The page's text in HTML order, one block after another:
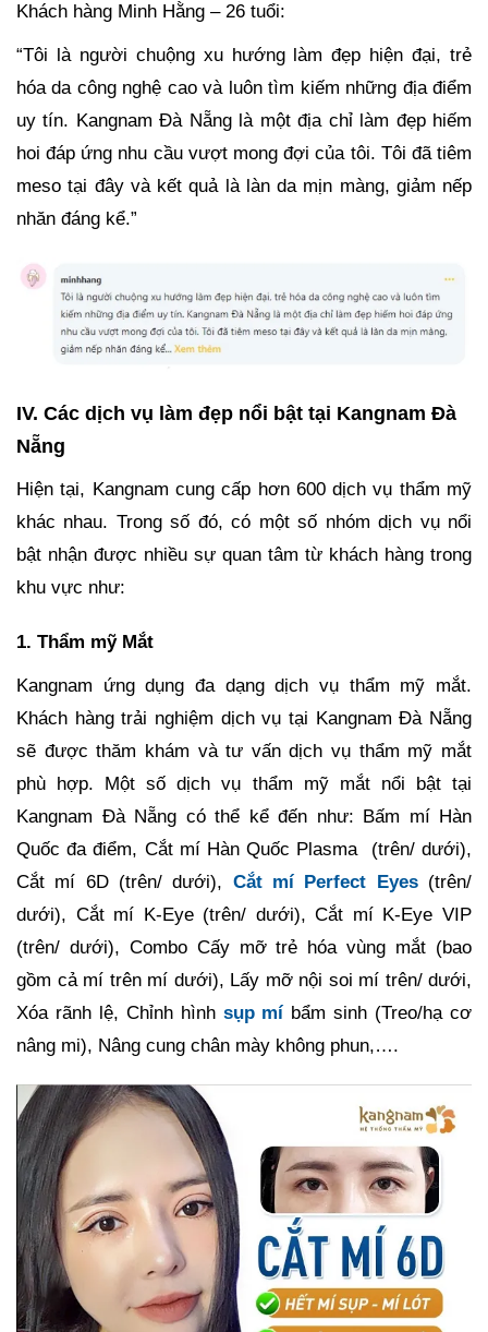
Khách hàng Minh Hằng – 26 tuổi:
“Tôi là người chuộng xu hướng làm đẹp hiện đại, trẻ
hóa da công nghệ cao và luôn tìm kiếm những địa điểm
uy tín. Kangnam Đà Nẵng là một địa chỉ làm đẹp hiếm
hoi đáp ứng nhu cầu vượt mong đợi của tôi. Tôi đã tiêm
meso tại đây và kết quả là làn da mịn màng, giảm nếp
nhăn đáng kể.”
IV. Các dịch vụ làm đẹp nổi bật tại Kangnam Đà
Nẵng
Hiện tại, Kangnam cung cấp hơn 600 dịch vụ thẩm mỹ
khác nhau. Trong số đó, có một số nhóm dịch vụ nổi
bật nhận được nhiều sự quan tâm từ khách hàng trong
khu vực như:
1. Thẩm mỹ Mắt
Kangnam ứng dụng đa dạng dịch vụ thẩm mỹ mắt.
Khách hàng trải nghiệm dịch vụ tại Kangnam Đà Nẵng
sẽ được thăm khám và tư vấn dịch vụ thẩm mỹ mắt
phù hợp. Một số dịch vụ thẩm mỹ mắt nổi bật tại
Kangnam Đà Nẵng có thể kể đến như: Bấm mí Hàn
Quốc đa điểm, Cắt mí Hàn Quốc Plasma (trên/ dưới),
Cắt mí 6D (trên/ dưới), Cắt mí Perfect Eyes(trên/
dưới), Cắt mí K-Eye (trên/ dưới), Cắt mí K-Eye VIP
(trên/ dưới), Combo Cấy mỡ trẻ hóa vùng mắt (bao
gồm cả mí trên mí dưới), Lấy mỡ nội soi mí trên/ dưới,
Xóa rãnh lệ, Chỉnh hình sụp mí bẩm sinh (Treo/hạ cơ
nâng mi), Nâng cung chân mày không phun,….